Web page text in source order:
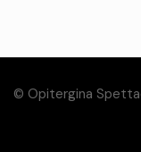
© Opitergina